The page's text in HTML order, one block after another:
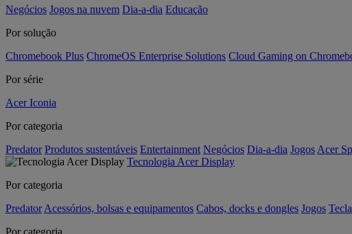
Negócios Jogos na nuvem Dia-a-dia Educação
Por solução
Chromebook Plus ChromeOS Enterprise Solutions Cloud Gaming on
Por série
Acer Iconia
Por categoria
Predator Produtos sustentáveis Entertainment Negócios Dia-a-dia Jogos Acer
Tecnologia Acer Display
Por categoria
Predator Acessórios, bolsas e equipamentos Cabos, docks e dongles Jogos
Por categoria